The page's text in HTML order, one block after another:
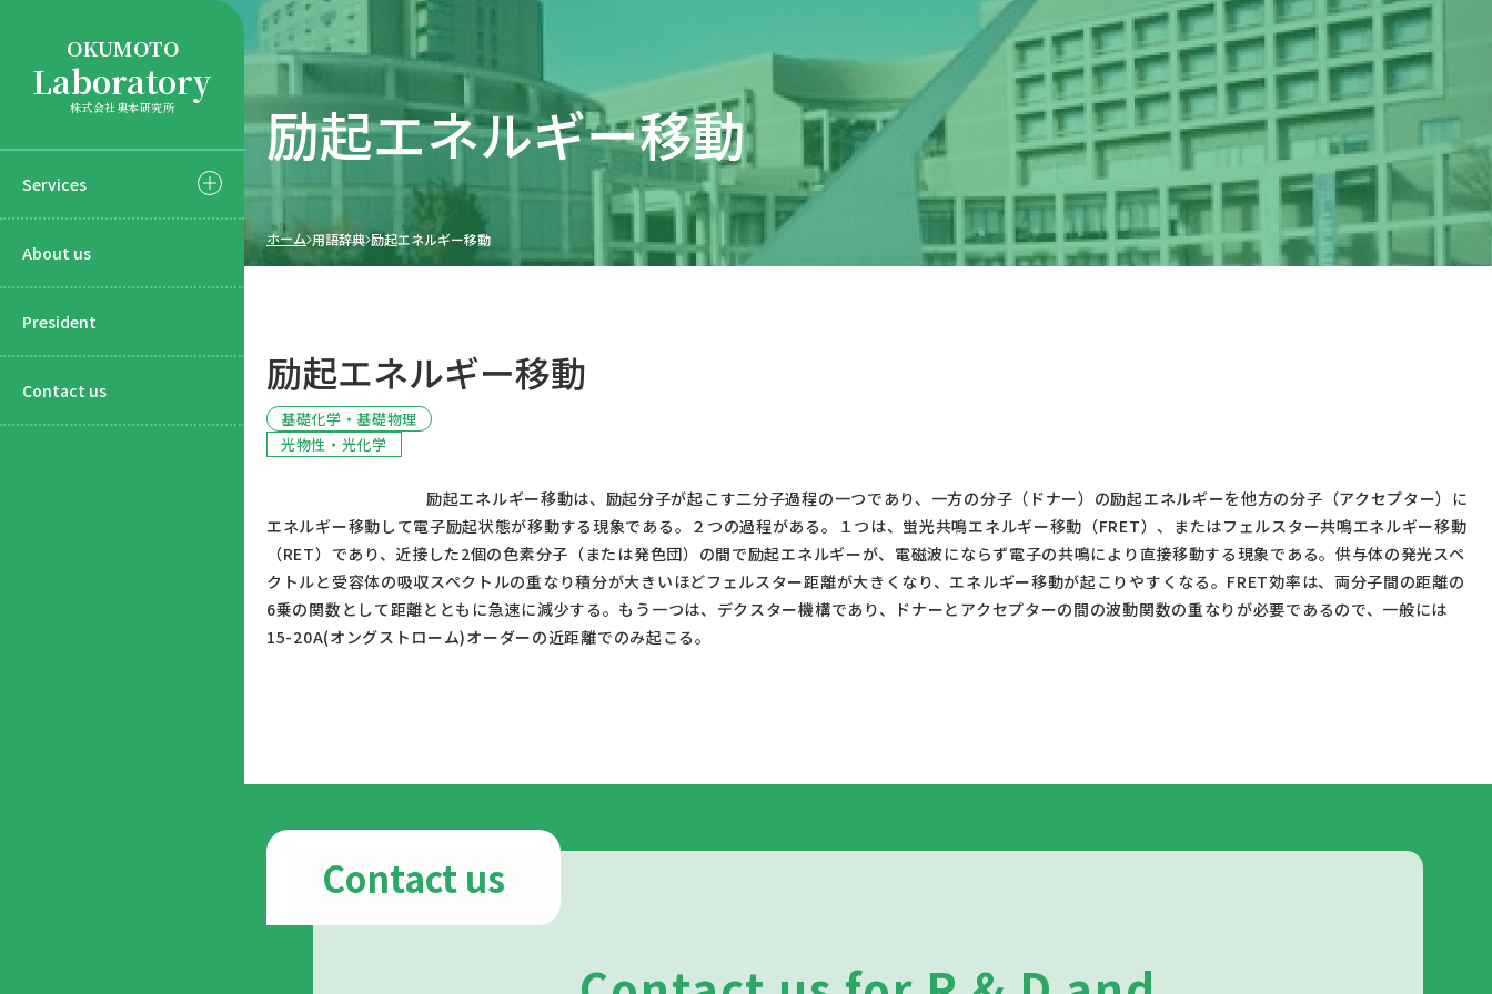
OKUMOTO
Laboratory
株式会社奥本研究所
Services
About us
President
Contact us
励起エネルギー移動
ホーム 用語辞典 励起エネルギー移動
励起エネルギー移動
基礎化学・基礎物理
光物性・光化学
エネルギー移動して電子励起状態が移動する現象である。２つの過程がある。１つは、蛍光共鳴エネルギー移動（FRET）、またはフェルスター共鳴エネルギー移動
（RET）であり、近接した2個の色素分子（または発色団）の間で励起エネルギーが、電磁波にならず電子の共鳴により直接移動する現象である。供与体の発光スペ
クトルと受容体の吸収スペクトルの重なり積分が大きいほどフェルスター距離が大きくなり、エネルギー移動が起こりやすくなる。FRET効率は、両分子間の距離の
6乗の関数として距離とともに急速に減少する。もう一つは、デクスター機構であり、ドナーとアクセプターの間の波動関数の重なりが必要であるので、一般には
Contact us